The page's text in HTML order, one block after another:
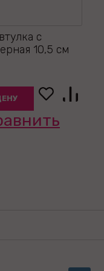
с
10,5 см